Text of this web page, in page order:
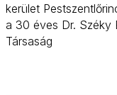
kerület
a 30 éves Dr. Széky
Társaság